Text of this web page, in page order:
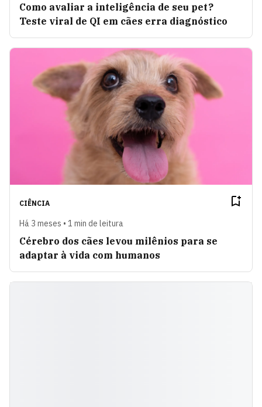
Como avaliar a inteligência de seu pet?
Teste viral de QI em cães erra diagnóstico
CIÊNCIA
Há 3 meses • 1 min de leitura
Cérebro dos cães levou milênios para se
adaptar à vida com humanos